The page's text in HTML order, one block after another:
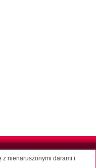
z nienaruszonymi darami i